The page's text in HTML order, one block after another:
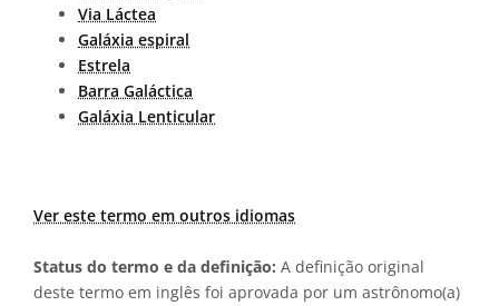
Via Láctea
Galáxia espiral
Estrela
Barra Galáctica
Galáxia Lenticular
Ver este termo em outros idiomas
Status do termo e da definição: A definição original
deste termo em inglês foi aprovada por um astrônomo(a)